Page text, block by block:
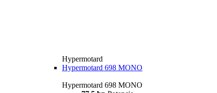
Hypermotard
Hypermotard 698 MONO
Hypermotard 698 MONO